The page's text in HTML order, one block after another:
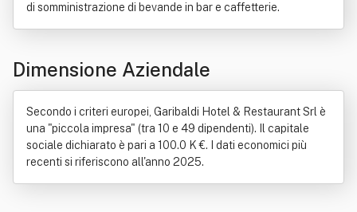
di somministrazione di bevande in bar e caffetterie.
Dimensione Aziendale
Secondo i criteri europei, Garibaldi Hotel & Restaurant Srl è
una "piccola impresa" (tra 10 e 49 dipendenti). Il capitale
sociale dichiarato è pari a 100.0 K €. I dati economici più
recenti si riferiscono all'anno 2025.